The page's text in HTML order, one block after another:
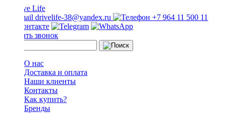
drivelife-38@yandex.ru +7 964 11 500 11
Заказать звонок
О нас
Доставка и оплата
Наши клиенты
Контакты
Как купить?
Бренды